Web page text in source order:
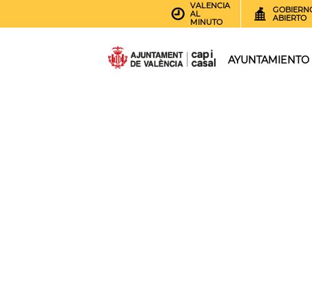
VALENCIA
AL
MINUTO
ABIERTO
AYUNTAMIENTO